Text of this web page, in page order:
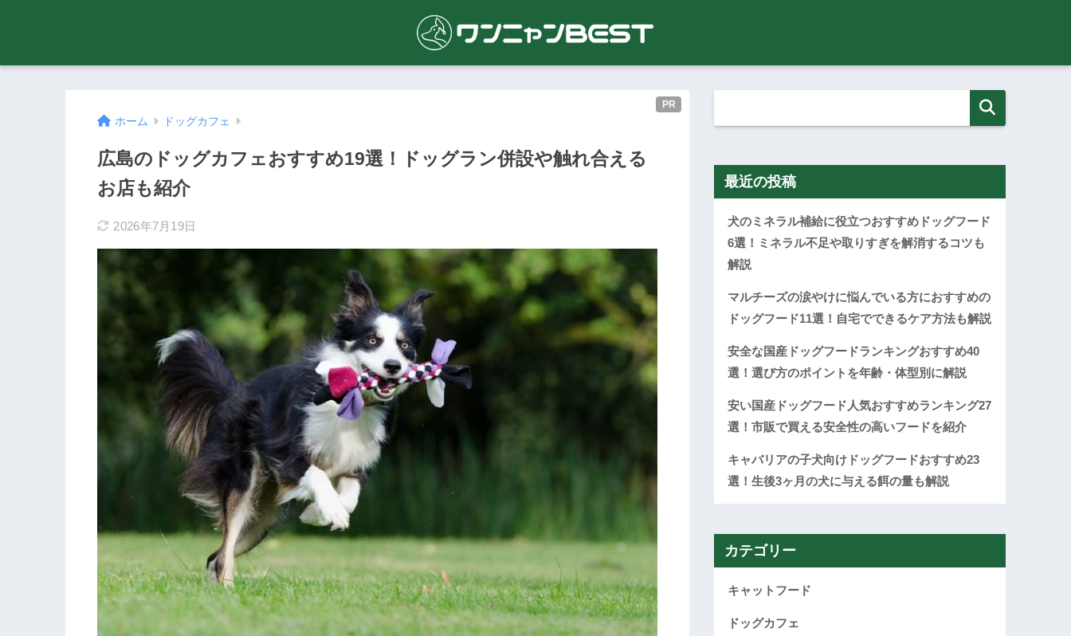
PR
ホーム ドッグカフェ
広島のドッグカフェおすすめ19選！ドッグラン併設や触れ合える
お店も紹介
2026年7月19日
最近の投稿
犬のミネラル補給に役立つおすすめドッグフード
6選！ミネラル不足や取りすぎを解消するコツも
解説
マルチーズの涙やけに悩んでいる方におすすめの
ドッグフード11選！自宅でできるケア方法も解説
安全な国産ドッグフードランキングおすすめ40
選！選び方のポイントを年齢・体型別に解説
安い国産ドッグフード人気おすすめランキング27
選！市販で買える安全性の高いフードを紹介
キャバリアの子犬向けドッグフードおすすめ23
選！生後3ヶ月の犬に与える餌の量も解説
カテゴリー
キャットフード
ドッグカフェ